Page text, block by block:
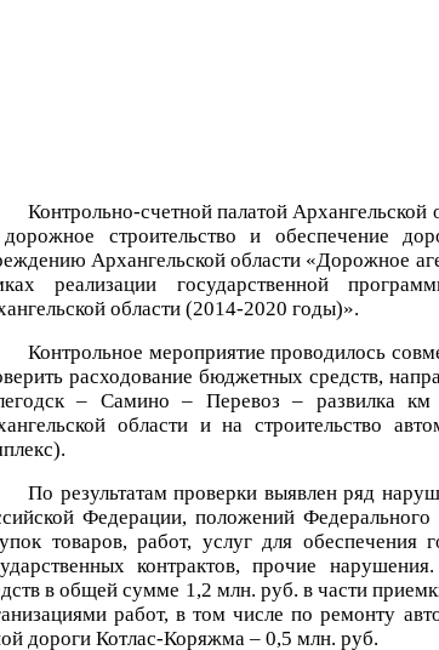
Контрольно-счетной палатой Архангельской
строительство и обеспечение
Архангельской области «Дорожное
реализации государственной
области (2014-2020 годы)».
Контрольное мероприятие проводилось
расходование бюджетных средств,
– Самино – Перевоз – развилка
области и на строительство
По результатам проверки выявлен ряд
Федерации, положений
товаров, работ, услуг для
контрактов, прочие
в общей сумме 1,2 млн. руб. в части
работ, в том числе по ремонту
дороги Котлас-Коряжма – 0,5 млн. руб.